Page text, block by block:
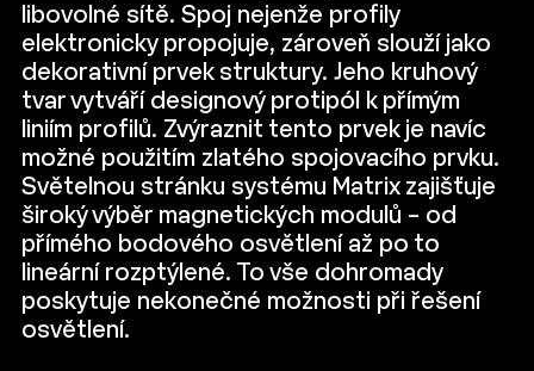
libovolné sítě. Spoj nejenže profily
elektronicky propojuje, zároveň slouží jako
dekorativní prvek struktury. Jeho kruhový
tvar vytváří designový protipól k přímým
liniím profilů. Zvýraznit tento prvek je navíc
možné použitím zlatého spojovacího prvku.
Světelnou stránku systému Matrix zajišťuje
široký výběr magnetických modulů – od
přímého bodového osvětlení až po to
lineární rozptýlené. To vše dohromady
poskytuje nekonečné možnosti při řešení
osvětlení.